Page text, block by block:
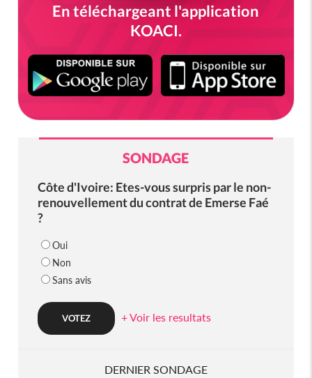
En téléchargeant l'application
KOACI.
SONDAGE
Côte d'Ivoire: Etes-vous surpris par le non-
renouvellement du contrat de Emerse Faé
?
Oui
Non
Sans avis
+ Voir les resultats
DERNIER SONDAGE